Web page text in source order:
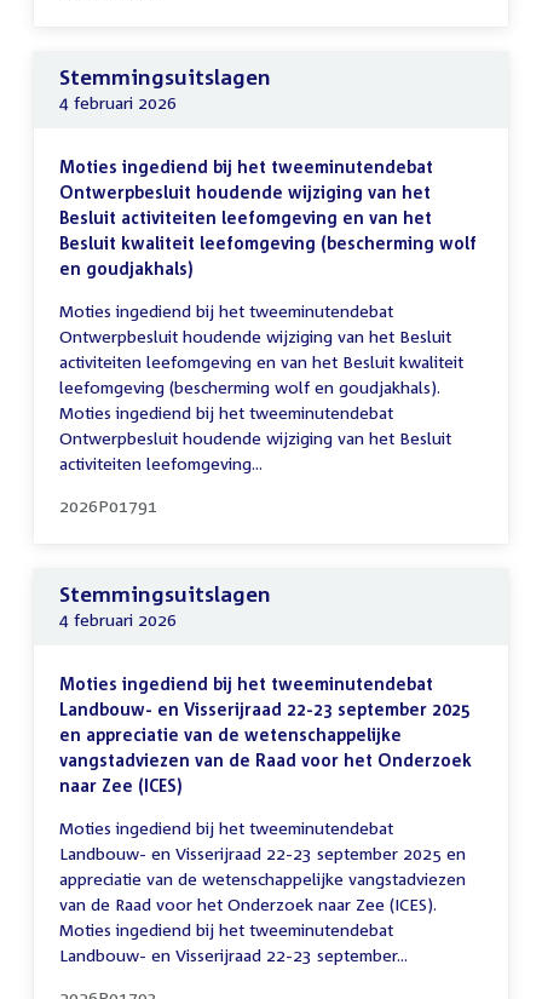
Stemmingsuitslagen
4 februari 2026
Moties ingediend bij het tweeminutendebat
Ontwerpbesluit houdende wijziging van het
Besluit activiteiten leefomgeving en van het
Besluit kwaliteit leefomgeving (bescherming wolf
en goudjakhals)
Moties ingediend bij het tweeminutendebat
Ontwerpbesluit houdende wijziging van het Besluit
activiteiten leefomgeving en van het Besluit kwaliteit
leefomgeving (bescherming wolf en goudjakhals).
Moties ingediend bij het tweeminutendebat
Ontwerpbesluit houdende wijziging van het Besluit
activiteiten leefomgeving...
2026P01791
Stemmingsuitslagen
4 februari 2026
Moties ingediend bij het tweeminutendebat
Landbouw- en Visserijraad 22-23 september 2025
en appreciatie van de wetenschappelijke
vangstadviezen van de Raad voor het Onderzoek
naar Zee (ICES)
Moties ingediend bij het tweeminutendebat
Landbouw- en Visserijraad 22-23 september 2025 en
appreciatie van de wetenschappelijke vangstadviezen
van de Raad voor het Onderzoek naar Zee (ICES).
Moties ingediend bij het tweeminutendebat
Landbouw- en Visserijraad 22-23 september...